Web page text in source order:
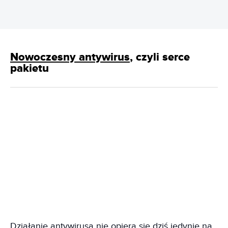
Nowoczesny antywirus, czyli serce
pakietu